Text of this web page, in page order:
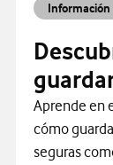
Aprende en
cómo
seguras